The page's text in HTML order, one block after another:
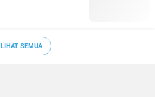
LIHAT SEMUA